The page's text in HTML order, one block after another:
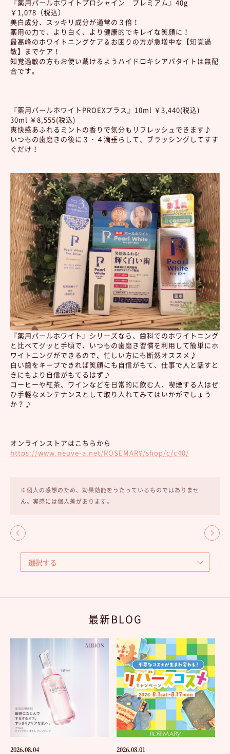
『薬用パールホワイトプロシャイン プレミアム』40g
￥1,078（税込）
美白成分、スッキリ成分が通常の３倍！
薬用の力で、より白く、より健康的でキレイな笑顔に！
最高峰のホワイトニングケア＆お困りの方が急増中な【知覚過
敏】までケア！
知覚過敏の方もお使い戴けるようハイドロキシアパタイトは無配
合です。
『薬用パールホワイトPROEXプラス』10ml ￥3,440(税込)
30ml ￥8,555(税込)
爽快感あふれるミントの香りで気分もリフレッシュできます♪
いつもの歯磨きの後に３・４滴垂らして、ブラッシングしてすす
ぐだけ！
『薬用パールホワイト』シリーズなら、歯科でのホワイトニング
と比べてグッと手頃で、いつもの歯磨き習慣を利用して簡単にホ
ワイトニングができるので、忙しい方にも断然オススメ♪
白い歯をキープできれば笑顔にも自信がもて、仕事で人と話すと
きにもより自信がもてるはず♪
コーヒーや紅茶、ワインなどを日常的に飲む人、喫煙する人はぜ
ひ手軽なメンテナンスとして取り入れてみてはいかがでしょう
か？♪
オンラインストアはこちらから
https://www.neuve-a.net/ROSEMARY/shop/c/c40/
※個人の感想のため、効果効能をうたっているものではありませ
ん。実感には個人差があります。
最新BLOG
2026.08.04 2026.08.01